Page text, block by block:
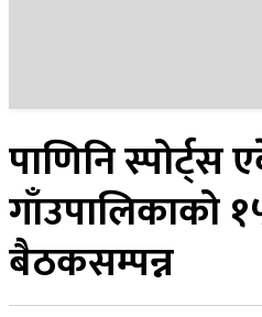
पाणिनि स्पोर्ट्स
गाँउपालिकाको
बैठकसम्पन्न